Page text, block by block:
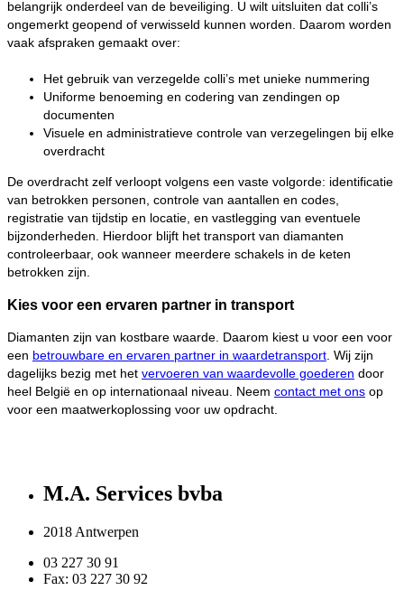
belangrijk onderdeel van de beveiliging. U wilt uitsluiten dat colli’s
ongemerkt geopend of verwisseld kunnen worden. Daarom worden
vaak afspraken gemaakt over:
Het gebruik van verzegelde colli’s met unieke nummering
Uniforme benoeming en codering van zendingen op
documenten
Visuele en administratieve controle van verzegelingen bij elke
overdracht
De overdracht zelf verloopt volgens een vaste volgorde: identificatie
van betrokken personen, controle van aantallen en codes,
registratie van tijdstip en locatie, en vastlegging van eventuele
bijzonderheden. Hierdoor blijft het transport van diamanten
controleerbaar, ook wanneer meerdere schakels in de keten
betrokken zijn.
Kies voor een ervaren partner in transport
Diamanten zijn van kostbare waarde. Daarom kiest u voor een voor
een betrouwbare en ervaren partner in waardetransport. Wij zijn
dagelijks bezig met het vervoeren van waardevolle goederen door
heel België en op internationaal niveau. Neem contact met ons op
voor een maatwerkoplossing voor uw opdracht.
M.A. Services bvba
2018 Antwerpen
03 227 30 91
Fax: 03 227 30 92